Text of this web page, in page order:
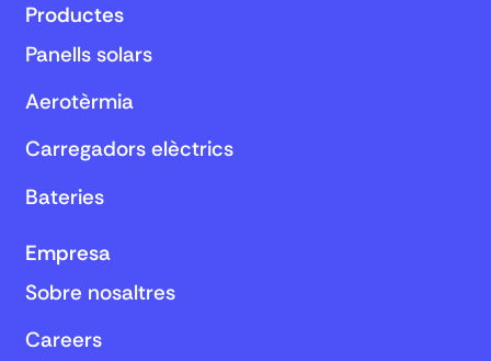
Productes
Panells solars
Aerotèrmia
Carregadors elèctrics
Bateries
Empresa
Sobre nosaltres
Careers